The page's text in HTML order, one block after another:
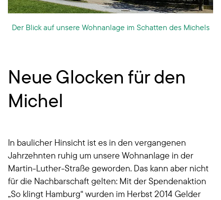
Der Blick auf unsere Wohnanlage im Schatten des Michels
Neue Glocken für den
Michel
In baulicher Hinsicht ist es in den vergangenen
Jahrzehnten ruhig um unsere Wohnanlage in der
Martin-Luther-Straße geworden. Das kann aber nicht
für die Nachbarschaft gelten: Mit der Spendenaktion
„So klingt Hamburg“ wurden im Herbst 2014 Gelder